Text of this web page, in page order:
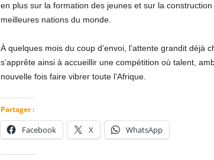
en plus sur la formation des jeunes et sur la
meilleures nations du monde.
À quelques mois du coup d’envoi, l’attente grandit déjà
s’apprête ainsi à accueillir une compétition où talent,
nouvelle fois faire vibrer toute l’Afrique.
Partager :
Facebook X WhatsApp